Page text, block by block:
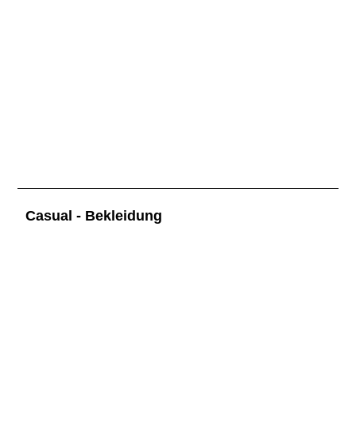
Casual- Bekleidung